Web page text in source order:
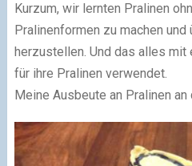
Kurzum, wir lernten Pralinen
Pralinenformen zu machen
herzustellen. Und das alles mit
für ihre Pralinen verwendet.
Meine Ausbeute an Pralinen